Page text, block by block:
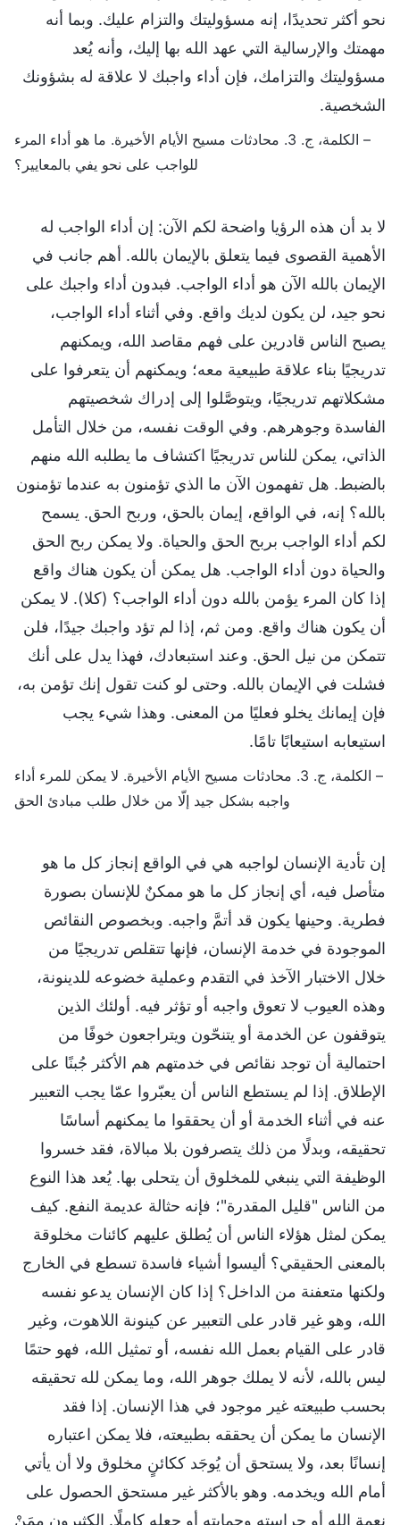
نحو أكثر تحديدًا، إنه مسؤوليتك والتزام عليك. وبما أنه
مهمتك والإرسالية التي عهد الله بها إليك، وأنه يُعد
مسؤوليتك والتزامك، فإن أداء واجبك لا علاقة له بشؤونك
الشخصية.
– الكلمة، ج. 3. محادثات مسيح الأيام الأخيرة. ما هو أداء المرء
للواجب على نحو يفي بالمعايير؟
لا بد أن هذه الرؤيا واضحة لكم الآن: إن أداء الواجب له
الأهمية القصوى فيما يتعلق بالإيمان بالله. أهم جانب في
الإيمان بالله الآن هو أداء الواجب. فبدون أداء واجبك على
نحو جيد، لن يكون لديك واقع. وفي أثناء أداء الواجب،
يصبح الناس قادرين على فهم مقاصد الله، ويمكنهم
تدريجيًا بناء علاقة طبيعية معه؛ ويمكنهم أن يتعرفوا على
مشكلاتهم تدريجيًا، ويتوصَّلوا إلى إدراك شخصيتهم
الفاسدة وجوهرهم. وفي الوقت نفسه، من خلال التأمل
الذاتي، يمكن للناس تدريجيًا اكتشاف ما يطلبه الله منهم
بالضبط. هل تفهمون الآن ما الذي تؤمنون به عندما تؤمنون
بالله؟ إنه، في الواقع، إيمان بالحق، وربح الحق. يسمح
لكم أداء الواجب بربح الحق والحياة. ولا يمكن ربح الحق
والحياة دون أداء الواجب. هل يمكن أن يكون هناك واقع
إذا كان المرء يؤمن بالله دون أداء الواجب؟ (كلا). لا يمكن
أن يكون هناك واقع. ومن ثم، إذا لم تؤد واجبك جيدًا، فلن
تتمكن من نيل الحق. وعند استبعادك، فهذا يدل على أنك
فشلت في الإيمان بالله. وحتى لو كنت تقول إنك تؤمن به،
فإن إيمانك يخلو فعليًا من المعنى. وهذا شيء يجب
استيعابه استيعابًا تامًا.
– الكلمة، ج. 3. محادثات مسيح الأيام الأخيرة. لا يمكن للمرء أداء
واجبه بشكل جيد إلّا من خلال طلب مبادئ الحق
إن تأدية الإنسان لواجبه هي في الواقع إنجاز كل ما هو
متأصل فيه، أي إنجاز كل ما هو ممكنٌ للإنسان بصورة
فطرية. وحينها يكون قد أتمَّ واجبه. وبخصوص النقائص
الموجودة في خدمة الإنسان، فإنها تتقلص تدريجيًا من
خلال الاختبار الآخذ في التقدم وعملية خضوعه للدينونة،
وهذه العيوب لا تعوق واجبه أو تؤثر فيه. أولئك الذين
يتوقفون عن الخدمة أو يتنحّون ويتراجعون خوفًا من
احتمالية أن توجد نقائص في خدمتهم هم الأكثر جُبنًا على
الإطلاق. إذا لم يستطع الناس أن يعبّروا عمّا يجب التعبير
عنه في أثناء الخدمة أو أن يحققوا ما يمكنهم أساسًا
تحقيقه، وبدلًا من ذلك يتصرفون بلا مبالاة، فقد خسروا
الوظيفة التي ينبغي للمخلوق أن يتحلى بها. يُعد هذا النوع
من الناس "قليل المقدرة"؛ فإنه حثالة عديمة النفع. كيف
يمكن لمثل هؤلاء الناس أن يُطلق عليهم كائنات مخلوقة
بالمعنى الحقيقي؟ أليسوا أشياء فاسدة تسطع في الخارج
ولكنها متعفنة من الداخل؟ إذا كان الإنسان يدعو نفسه
الله، وهو غير قادر على التعبير عن كينونة اللاهوت، وغير
قادر على القيام بعمل الله نفسه، أو تمثيل الله، فهو حتمًا
ليس بالله، لأنه لا يملك جوهر الله، وما يمكن لله تحقيقه
بحسب طبيعته غير موجود في هذا الإنسان. إذا فقد
الإنسان ما يمكن أن يحققه بطبيعته، فلا يمكن اعتباره
إنسانًا بعد، ولا يستحق أن يُوجَد ككائنٍ مخلوق ولا أن يأتي
أمام الله ويخدمه. وهو بالأكثر غير مستحق الحصول على
نعمة الله أو حراسته وحمايته أو جعله كاملًا. الكثيرون ممَنْ